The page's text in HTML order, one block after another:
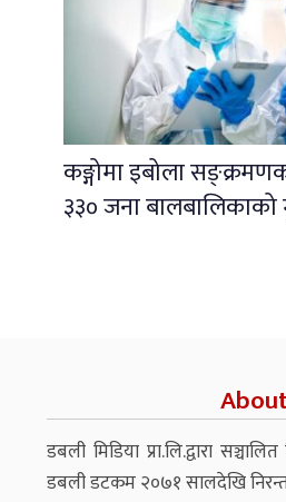
कङ्गोमा इबोला
३३० जना बालबालिकाको
डबली मिडिया प्रा.लि.द्वारा
डबली डटकम २०७१ सालदेखि